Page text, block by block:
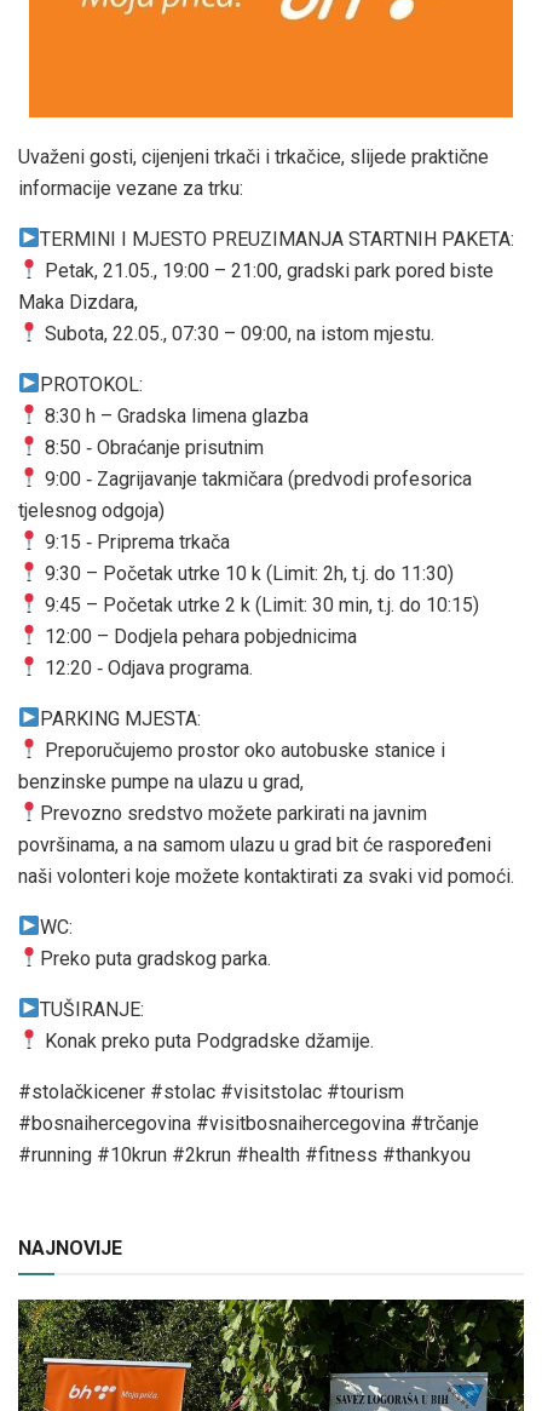
Uvaženi gosti, cijenjeni trkači i trkačice, slijede praktične
informacije vezane za trku:
TERMINI I MJESTO PREUZIMANJA STARTNIH PAKETA:
Petak, 21.05., 19:00 – 21:00, gradski park pored biste
Maka Dizdara,
Subota, 22.05., 07:30 – 09:00, na istom mjestu.
PROTOKOL:
8:30 h – Gradska limena glazba
8:50 ‐ Obraćanje prisutnim
9:00 ‐ Zagrijavanje takmičara (predvodi profesorica
tjelesnog odgoja)
9:15 ‐ Priprema trkača
9:30 – Početak utrke 10 k (Limit: 2h, t.j. do 11:30)
9:45 – Početak utrke 2 k (Limit: 30 min, t.j. do 10:15)
12:00 – Dodjela pehara pobjednicima
12:20 ‐ Odjava programa.
PARKING MJESTA:
Preporučujemo prostor oko autobuske stanice i
benzinske pumpe na ulazu u grad,
Prevozno sredstvo možete parkirati na javnim
površinama, a na samom ulazu u grad bit će raspoređeni
naši volonteri koje možete kontaktirati za svaki vid pomoći.
WC:
Preko puta gradskog parka.
TUŠIRANJE:
Konak preko puta Podgradske džamije.
#stolačkicener #stolac #visitstolac #tourism
#bosnaihercegovina #visitbosnaihercegovina #trčanje
#running #10krun #2krun #health #fitness #thankyou
NAJNOVIJE